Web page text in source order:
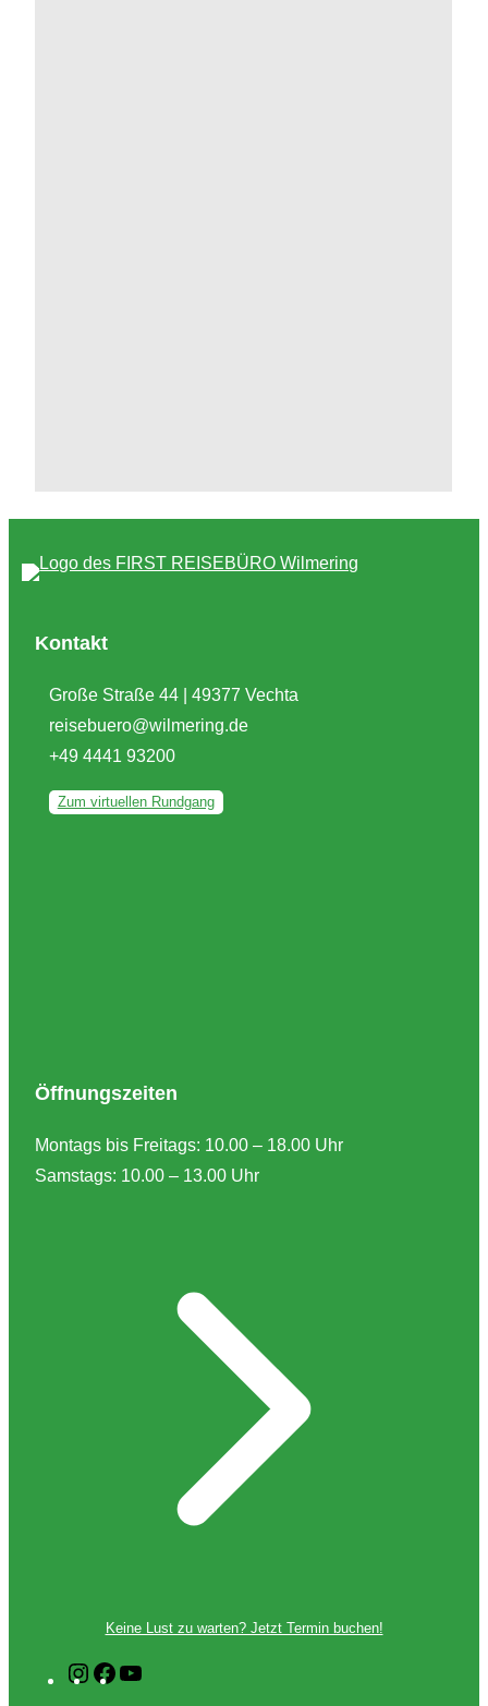
Kontakt
Große Straße 44 | 49377 Vechta
reisebuero@wilmering.de
+49 4441 93200
Zum virtuellen Rundgang
Öffnungszeiten
Montags bis Freitags: 10.00 – 18.00 Uhr
Samstags: 10.00 – 13.00 Uhr
Keine Lust zu warten? Jetzt Termin buchen!
I
F